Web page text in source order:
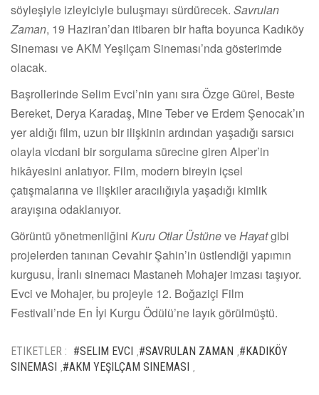
söyleşiyle izleyiciyle buluşmayı sürdürecek. Savrulan
Zaman, 19 Haziran’dan itibaren bir hafta boyunca Kadıköy
Sineması ve AKM Yeşilçam Sineması’nda gösterimde
olacak.
Başrollerinde Selim Evci’nin yanı sıra Özge Gürel, Beste
Bereket, Derya Karadaş, Mine Teber ve Erdem Şenocak’ın
yer aldığı film, uzun bir ilişkinin ardından yaşadığı sarsıcı
olayla vicdani bir sorgulama sürecine giren Alper’in
hikâyesini anlatıyor. Film, modern bireyin içsel
çatışmalarına ve ilişkiler aracılığıyla yaşadığı kimlik
arayışına odaklanıyor.
Görüntü yönetmenliğini Kuru Otlar ÜstüneveHayatgibi
projelerden tanınan Cevahir Şahin’in üstlendiği yapımın
kurgusu, İranlı sinemacı Mastaneh Mohajer imzası taşıyor.
Evci ve Mohajer, bu projeyle 12. Boğaziçi Film
Festivali’nde En İyi Kurgu Ödülü’ne layık görülmüştü.
ETIKETLER : #SELIM EVCI #SAVRULAN ZAMAN #KADIKÖY
SINEMASI #AKM YEŞILÇAM SINEMASI